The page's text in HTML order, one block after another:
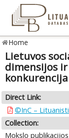
Home
Lietuvos
dimensijos
konkurencija
Direct Link:
©InC –
Collection:
Mokslo